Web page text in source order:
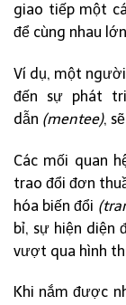
giao tiếp một
để cùng nhau
Ví dụ, một
đến sự phát
dẫn (mentee),
Các mối quan
trao đổi đơn
hóa biến đổi
bỉ, sự hiện diện
vượt qua hình
Khi nắm được